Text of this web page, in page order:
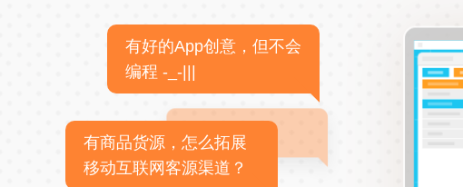
有好的App创意，但不会
编程 -_-|||
有商品货源，怎么拓展
移动互联网客源渠道？